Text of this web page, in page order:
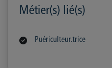
Métier(s) lié(s)
Puériculteur.trice